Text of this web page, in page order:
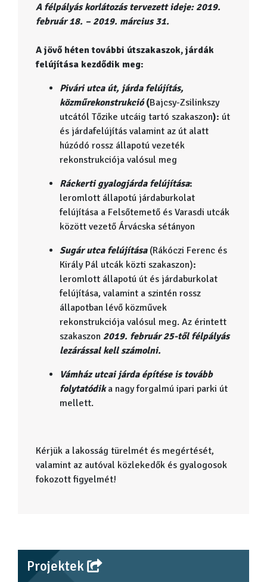
A félpályás korlátozás tervezett ideje: 2019.
február 18. – 2019. március 31.
A jövő héten további útszakaszok, járdák
felújítása kezdődik meg:
Pivári utca út, járda felújítás,
közműrekonstrukció(Bajcsy-Zsilinkszy
utcától Tőzike utcáig tartó szakaszon): út
és járdafelújítás valamint az út alatt
húzódó rossz állapotú vezeték
rekonstrukciója valósul meg
Ráckerti gyalogjárda felújítása:
leromlott állapotú járdaburkolat
felújítása a Felsőtemető és Varasdi utcák
között vezető Árvácska sétányon
Sugár utca felújítása (Rákóczi Ferenc és
Király Pál utcák közti szakaszon):
leromlott állapotú út és járdaburkolat
felújítása, valamint a szintén rossz
állapotban lévő közművek
rekonstrukciója valósul meg. Az érintett
szakaszon 2019. február 25-től félpályás
lezárással kell számolni.
Vámház utcai járda építése is tovább
folytatódika nagy forgalmú ipari parki út
mellett.
Kérjük a lakosság türelmét és megértését,
valamint az autóval közlekedők és gyalogosok
fokozott figyelmét!
Projektek